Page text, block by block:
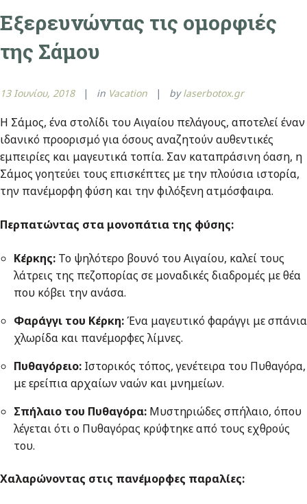
Εξερευνώντας τις ομορφιές
της Σάμου
13 Ιουνίου, 2018 in Vacation bylaserbotox.gr
Η Σάμος, ένα στολίδι του Αιγαίου πελάγους, αποτελεί έναν
ιδανικό προορισμό για όσους αναζητούν αυθεντικές
εμπειρίες και μαγευτικά τοπία. Σαν καταπράσινη όαση, η
Σάμος γοητεύει τους επισκέπτες με την πλούσια ιστορία,
την πανέμορφη φύση και την φιλόξενη ατμόσφαιρα.
Περπατώντας στα μονοπάτια της φύσης:
Κέρκης: Το ψηλότερο βουνό του Αιγαίου, καλεί τους
λάτρεις της πεζοπορίας σε μοναδικές διαδρομές με θέα
που κόβει την ανάσα.
Φαράγγι του Κέρκη:Ένα μαγευτικό φαράγγι με σπάνια
χλωρίδα και πανέμορφες λίμνες.
Πυθαγόρειο: Ιστορικός τόπος, γενέτειρα του Πυθαγόρα,
με ερείπια αρχαίων ναών και μνημείων.
Σπήλαιο του Πυθαγόρα: Μυστηριώδες σπήλαιο, όπου
λέγεται ότι ο Πυθαγόρας κρύφτηκε από τους εχθρούς
του.
Χαλαρώνοντας στις πανέμορφες παραλίες: